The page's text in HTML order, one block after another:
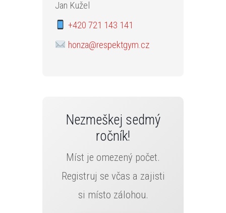
Jan Kužel
+420 721 143 141
honza@respektgym.cz
Nezmeškej sedmý
ročník!
Míst je omezený počet.
Registruj se včas a zajisti
si místo zálohou.